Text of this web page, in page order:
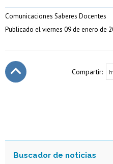
Comunicaciones Saberes Docentes
Publicado el viernes 09 de enero de
Compartir: